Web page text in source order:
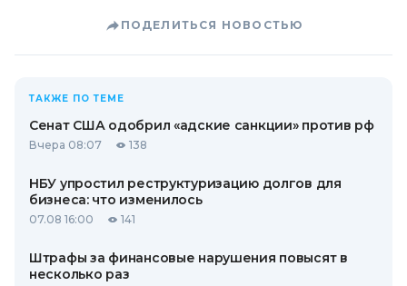
ПОДЕЛИТЬСЯ НОВОСТЬЮ
ТАКЖЕ ПО ТЕМЕ
Сенат США одобрил «адские санкции» против рф
Вчера 08:07 138
НБУ упростил реструктуризацию долгов для
бизнеса: что изменилось
07.08 16:00 141
Штрафы за финансовые нарушения повысят в
несколько раз